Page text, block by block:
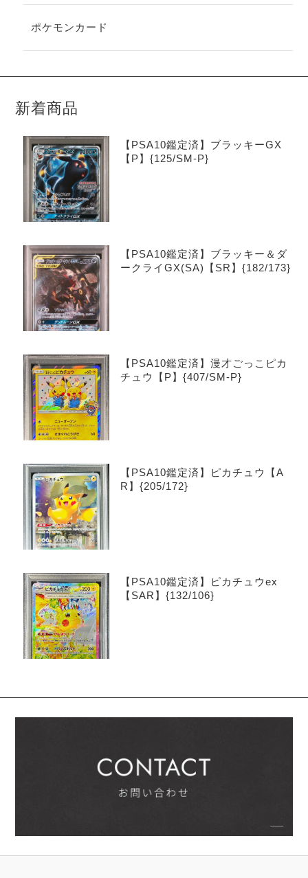
ポケモンカード
新着商品
【PSA10鑑定済】ブラッキーGX
【P】{125/SM-P}
【PSA10鑑定済】ブラッキー＆ダ
ークライGX(SA)【SR】{182/173}
【PSA10鑑定済】漫才ごっこピカ
チュウ【P】{407/SM-P}
【PSA10鑑定済】ピカチュウ【A
R】{205/172}
【PSA10鑑定済】ピカチュウex
【SAR】{132/106}